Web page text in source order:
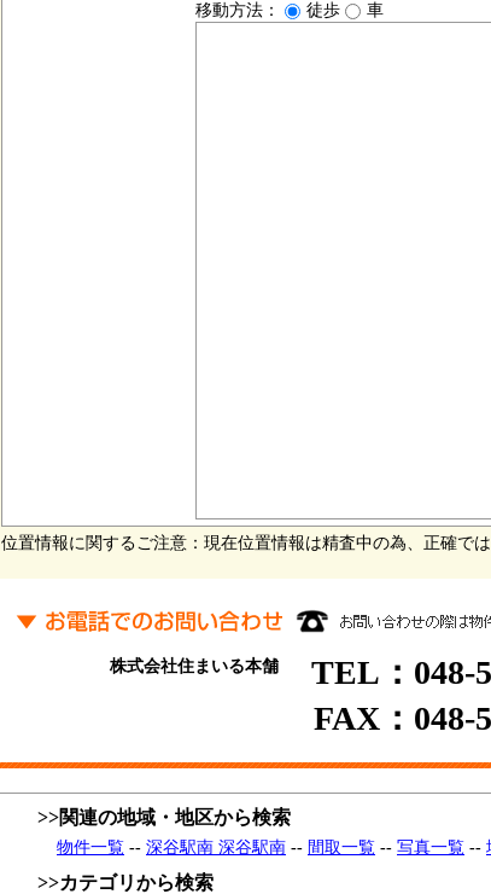
移動方法：
徒歩 車
位置情報に関するご注意：現在位置情報は精査中の為、正確で
株式会社住まいる本舗
TEL：048-
FAX：048-
>>関連の地域・地区から検索
物件一覧 -- 深谷駅南 深谷駅南 -- 間取一覧 -- 写真一覧 --
>>カテゴリから検索